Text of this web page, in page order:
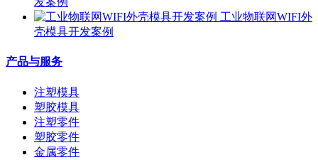
工业物联网WIFI外
壳模具开发案例
产品与服务
注塑模具
塑胶模具
注塑零件
塑胶零件
金属零件